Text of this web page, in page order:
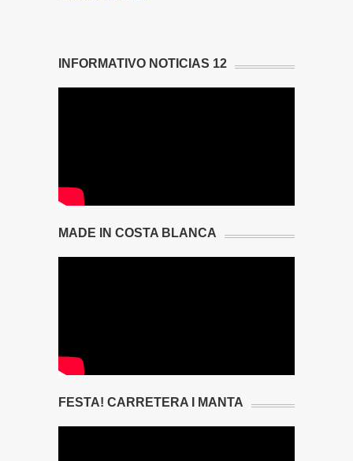
INFORMATIVO NOTICIAS 12
MADE IN COSTA BLANCA
FESTA! CARRETERA I MANTA